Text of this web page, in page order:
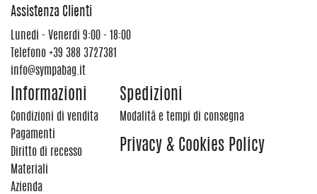
Assistenza Clienti
Lunedi - Venerdi 9:00 - 18:00
Telefono +39 388 3727381
info@sympabag.it
Informazioni
Condizioni di vendita
Pagamenti
Diritto di recesso
Materiali
Azienda
Spedizioni
Modalità e tempi di consegna
Privacy & Cookies Policy